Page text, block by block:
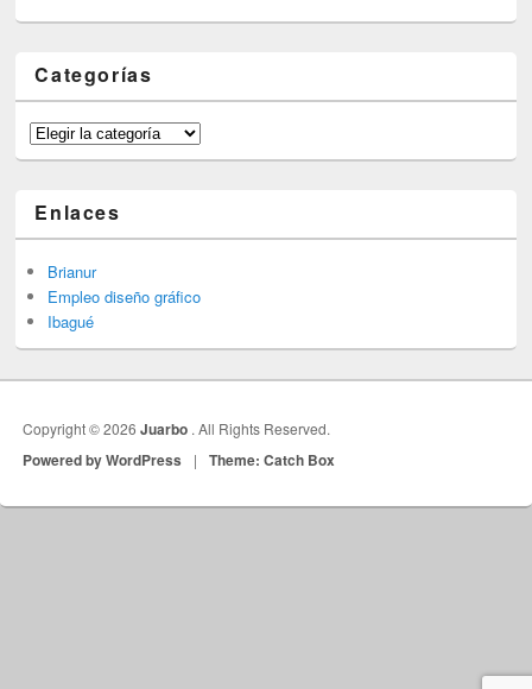
Categorías
Categorías
Enlaces
Brianur
Empleo diseño gráfico
Ibagué
Copyright © 2026Juarbo . All Rights Reserved.
Powered by WordPress | Theme: Catch Box